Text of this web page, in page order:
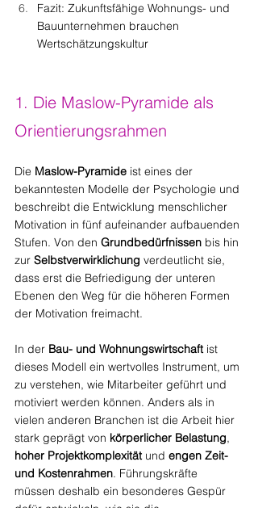
Fazit: Zukunftsfähige Wohnungs- und
Bauunternehmen brauchen
Wertschätzungskultur
1. Die Maslow-Pyramide als
Orientierungsrahmen
Die Maslow-Pyramide ist eines der
bekanntesten Modelle der Psychologie und
beschreibt die Entwicklung menschlicher
Motivation in fünf aufeinander aufbauenden
Stufen. Von den Grundbedürfnissen bis hin
zur Selbstverwirklichung verdeutlicht sie,
dass erst die Befriedigung der unteren
Ebenen den Weg für die höheren Formen
der Motivation freimacht.
In der Bau- und Wohnungswirtschaft ist
dieses Modell ein wertvolles Instrument, um
zu verstehen, wie Mitarbeiter geführt und
motiviert werden können. Anders als in
vielen anderen Branchen ist die Arbeit hier
stark geprägt von körperlicher Belastung,
hoher Projektkomplexität und engen Zeit-
und Kostenrahmen. Führungskräfte
müssen deshalb ein besonderes Gespür